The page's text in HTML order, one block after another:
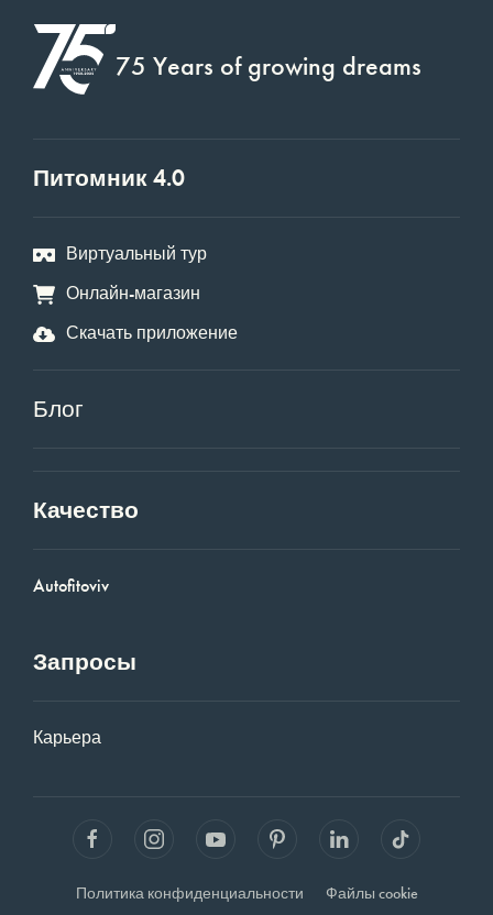
75 Years of growing dreams
Питомник 4.0
Виртуальный тур
Онлайн-магазин
Скачать приложение
Блог
Качество
Autofitoviv
Запросы
Карьера
Политика конфиденциальности Файлы cookie